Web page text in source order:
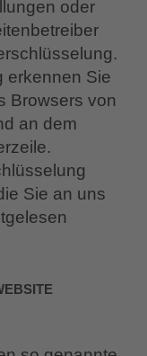
oder
erkennen Sie
Browsers von
an dem
Sie an uns